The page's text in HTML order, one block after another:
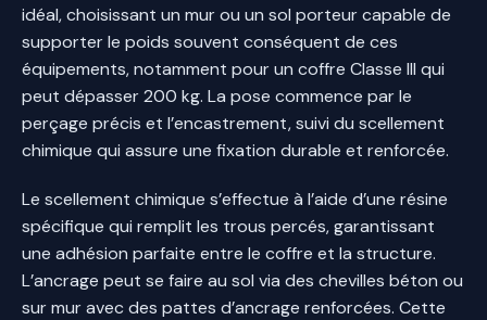
idéal, choisissant un mur ou un sol porteur capable de
supporter le poids souvent conséquent de ces
équipements, notamment pour un coffre Classe III qui
peut dépasser 200 kg. La pose commence par le
perçage précis et l’encastrement, suivi du scellement
chimique qui assure une fixation durable et renforcée.
Le scellement chimique s’effectue à l’aide d’une résine
spécifique qui remplit les trous percés, garantissant
une adhésion parfaite entre le coffre et la structure.
L’ancrage peut se faire au sol via des chevilles béton ou
sur mur avec des pattes d’ancrage renforcées. Cette